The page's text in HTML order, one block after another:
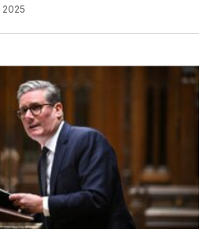
2025